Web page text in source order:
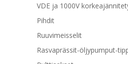
VDE ja 1000V
Pihdit
Ruuvimeisselit
Rasvaprässit-öljypumput-